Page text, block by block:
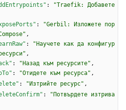
:
"Traefik: Добавете
:
"Gerbil: Изложете пор
,
:
"Научете как да конфигур
,
: "Назад към ресурсите" ,
: "Отидете към ресурса" ,
: "Изтрийте ресурс" ,
:
"Потвърдете изтрива